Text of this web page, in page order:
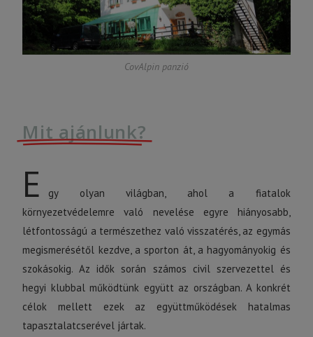
CovAlpin panzió
Mit ajánlunk?
E
gy olyan világban, ahol a fiatalok
környezetvédelemre való nevelése egyre hiányosabb,
létfontosságú a természethez való visszatérés, az egymás
megismerésétől kezdve, a sporton át, a hagyományokig és
szokásokig. Az idők során számos civil szervezettel és
hegyi klubbal működtünk együtt az országban. A konkrét
célok mellett ezek az együttműködések hatalmas
tapasztalatcserével jártak.